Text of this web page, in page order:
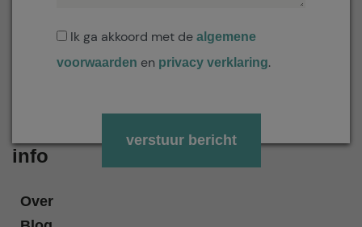
Ik ga akkoord met de algemene
voorwaarden en privacy verklaring.
info
Over